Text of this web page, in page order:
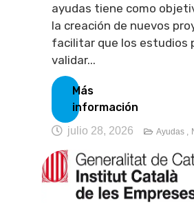
ayudas tiene como
la creación de nuevos
facilitar que los estudios
validar...
Más
información
julio 28, 2026 Ayudas ,